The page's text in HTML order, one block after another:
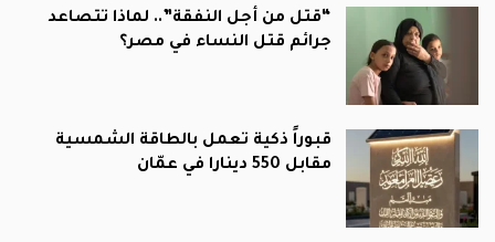
“قتل من أجل النفقة”.. لماذا تتصاعد
جرائم قتل النساء في مصر؟
قبوراً ذكية تعمل بالطاقة الشمسية
مقابل 550 دينارا في عمّان